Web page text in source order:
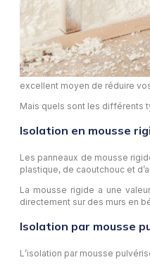
excellent moyen de réduire
Mais quels sont les différents
Isolation en mousse
Les panneaux de mousse
plastique, de caoutchouc et
La mousse rigide a une
directement sur des murs en
Isolation par mousse
L’isolation par mousse